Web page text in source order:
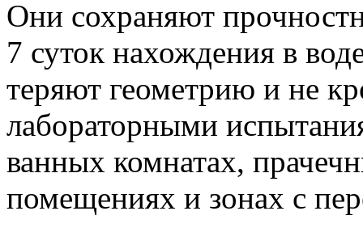
Они сохраняют
7 суток нахождения в
теряют геометрию и не
лабораторными
ванных комнатах,
помещениях и зонах с